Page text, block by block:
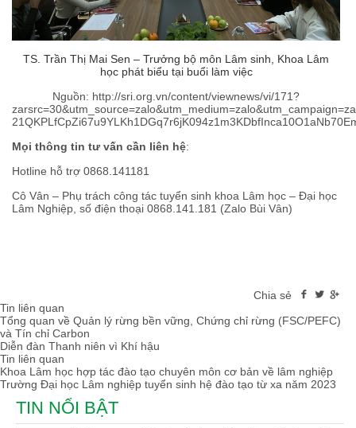
TS. Trần Thị Mai Sen – Trưởng bộ môn Lâm sinh, Khoa Lâm
học phát biểu tại buổi làm việc
Nguồn: http://sri.org.vn/content/viewnews/vi/171?
Mọi thông tin tư vấn cần liên hệ:
Hotline hỗ trợ 0868.141181
Cô Vân – Phụ trách công tác tuyển sinh khoa Lâm học – Đại học
Lâm Nghiệp, số điện thoại 0868.141.181 (Zalo Bùi Vân)
Chia sẻ
Tin liên quan
Tổng quan về Quản lý rừng bền vững, Chứng chỉ rừng (FSC/PEFC)
và Tín chỉ Carbon
Diễn đàn Thanh niên vì Khí hậu
Tin liên quan
Khoa Lâm học hợp tác đào tạo chuyên môn cơ bản về lâm nghiệp
Trường Đại học Lâm nghiệp tuyển sinh hệ đào tạo từ xa năm 2023
TIN NỔI BẬT